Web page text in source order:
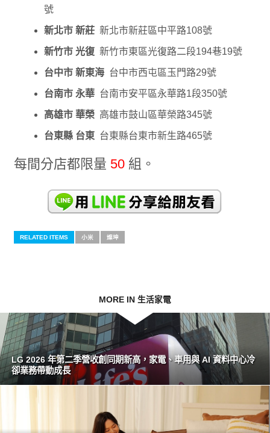
號
新北市 新莊新北市新莊區中平路108號
新竹市 光復新竹市東區光復路二段194巷19號
台中市 新東海台中市西屯區玉門路29號
台南市 永華台南市安平區永華路1段350號
高雄市 華榮高雄市鼓山區華榮路345號
台東縣 台東台東縣台東市新生路465號
每間分店都限量 50組。
RELATED ITEMS 小米 燦坤
MORE IN 生活家電
LG 2026 年第二季營收創同期新高，家電、車用與 AI 資料中心冷
卻業務帶動成長